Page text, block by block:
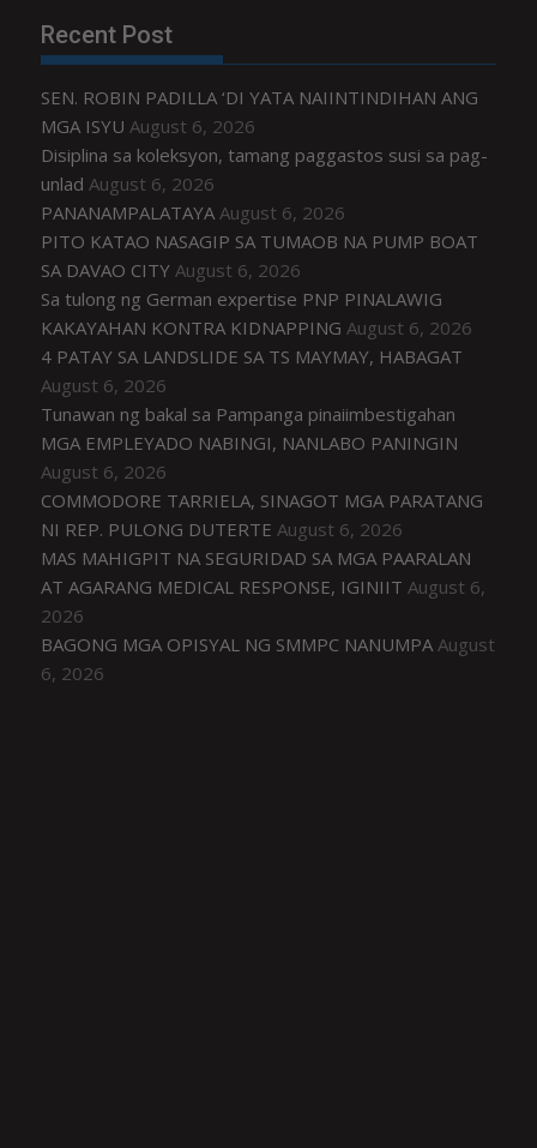
Recent Post
SEN. ROBIN PADILLA ‘DI YATA NAIINTINDIHAN ANG
MGA ISYU August 6, 2026
Disiplina sa koleksyon, tamang paggastos susi sa pag-
unlad August 6, 2026
PANANAMPALATAYA August 6, 2026
PITO KATAO NASAGIP SA TUMAOB NA PUMP BOAT
SA DAVAO CITY August 6, 2026
Sa tulong ng German expertise PNP PINALAWIG
KAKAYAHAN KONTRA KIDNAPPING August 6, 2026
4 PATAY SA LANDSLIDE SA TS MAYMAY, HABAGAT
August 6, 2026
Tunawan ng bakal sa Pampanga pinaiimbestigahan
MGA EMPLEYADO NABINGI, NANLABO PANINGIN
August 6, 2026
COMMODORE TARRIELA, SINAGOT MGA PARATANG
NI REP. PULONG DUTERTE August 6, 2026
MAS MAHIGPIT NA SEGURIDAD SA MGA PAARALAN
AT AGARANG MEDICAL RESPONSE, IGINIIT August 6,
2026
BAGONG MGA OPISYAL NG SMMPC NANUMPA August
6, 2026